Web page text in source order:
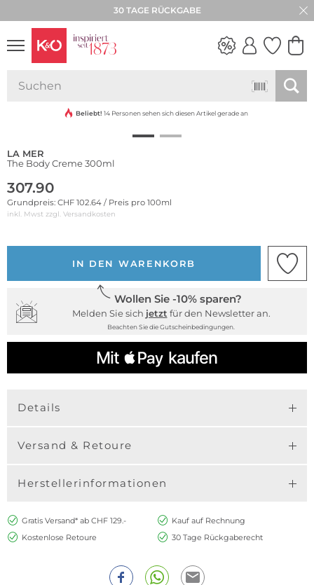
30 TAGE RÜCKGABE
VIBES
Beliebt! 14 Personen sehen sich diesen Artikel gerade an
LA MER
The Body Creme 300ml
307.90
Grundpreis: CHF 102.64 / Preis pro 100ml
inkl. Mwst zzgl. Versandkosten
IN DEN WARENKORB
Wollen Sie -10% sparen?
Melden Sie sich jetzt für den Newsletter an.
Beachten Sie die Gutscheinbedingungen.
Details
Versand & Retoure
Herstellerinformationen
Gratis Versand* ab CHF 129.-
Kauf auf Rechnung
Kostenlose Retoure
30 Tage Rückgaberecht